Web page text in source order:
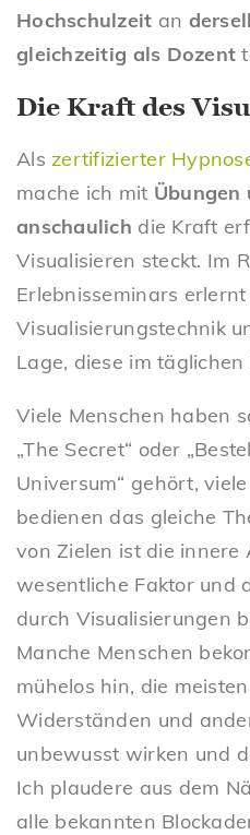
Hochschulzeit an
gleichzeitig als Dozent
Die Kraft des
Alszertifizierter
mache ich mit Übungen
anschaulich die Kraft
Visualisieren steckt. Im
Erlebnisseminars
Visualisierungstechnik
Lage, diese im
Viele Menschen haben
„The Secret“ oder
Universum“ gehört,
bedienen das gleiche
von Zielen ist die innere
wesentliche Faktor und
durch Visualisierungen
Manche Menschen
mühelos hin, die
Widerständen und
unbewusst wirken und
Ich plaudere aus dem
alle bekannten